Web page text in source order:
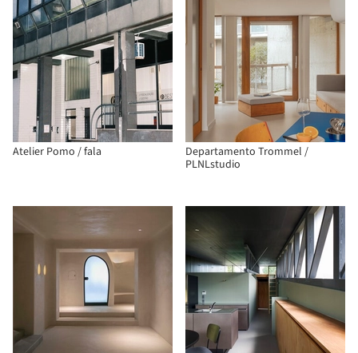
Atelier Pomo / fala
Departamento Trommel /
PLNLstudio